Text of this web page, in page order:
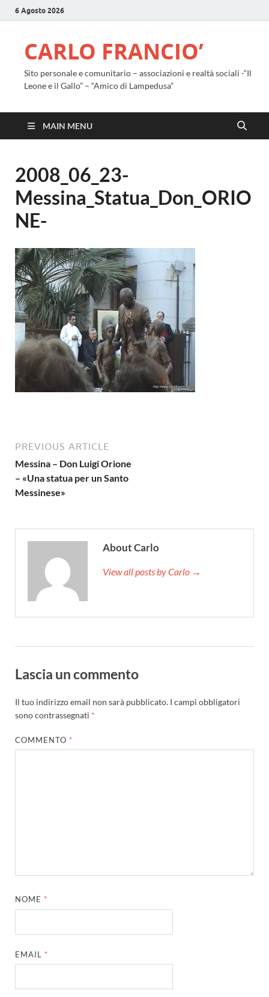
6 Agosto 2026
CARLO FRANCIO’
Sito personale e comunitario – associazioni e realtà sociali -“Il
Leone e il Gallo” – “Amico di Lampedusa”
MAIN MENU
2008_06_23-
Messina_Statua_Don_ORIO
NE-
PREVIOUS ARTICLE
Messina – Don Luigi Orione
– «Una statua per un Santo
Messinese»
About Carlo
View all posts by Carlo →
Lascia un commento
Il tuo indirizzo email non sarà pubblicato. I campi obbligatori
sono contrassegnati *
COMMENTO *
NOME *
EMAIL *